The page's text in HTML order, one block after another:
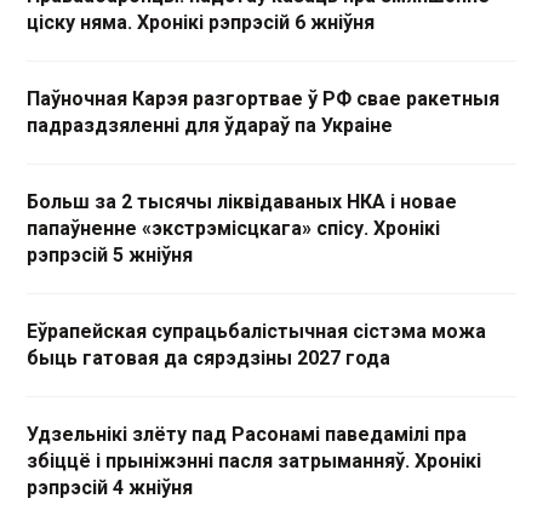
ціску няма. Хронікі рэпрэсій 6 жніўня
Паўночная Карэя разгортвае ў РФ свае ракетныя
падраздзяленні для ўдараў па Украіне
Больш за 2 тысячы ліквідаваных НКА і новае
папаўненне «экстрэмісцкага» спісу. Хронікі
рэпрэсій 5 жніўня
Еўрапейская супрацьбалістычная сістэма можа
быць гатовая да сярэдзіны 2027 года
Удзельнікі злёту пад Расонамі паведамілі пра
збіццё і прыніжэнні пасля затрыманняў. Хронікі
рэпрэсій 4 жніўня